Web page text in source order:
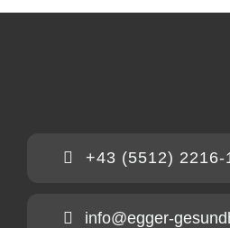
+43 (5512) 2216-
info@egger-